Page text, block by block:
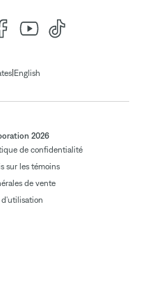
| English
2026
de confidentialité
sur les témoins
de vente